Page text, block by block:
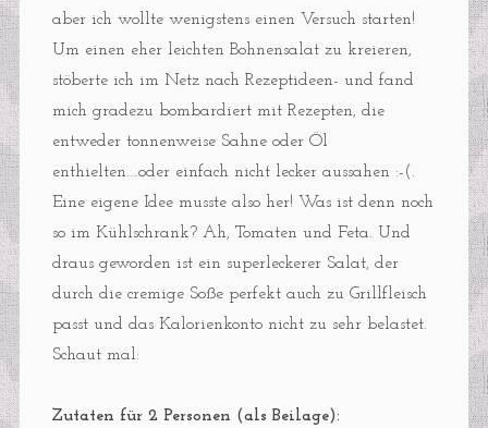
aber ich wollte wenigstens einen Versuch starten!
Um einen eher leichten Bohnensalat zu kreieren,
stöberte ich im Netz nach Rezeptideen- und fand
mich gradezu bombardiert mit Rezepten, die
entweder tonnenweise Sahne oder Öl
enthielten….oder einfach nicht lecker aussahen :-(.
Eine eigene Idee musste also her! Was ist denn noch
so im Kühlschrank? Ah, Tomaten und Feta. Und
draus geworden ist ein superleckerer Salat, der
durch die cremige Soße perfekt auch zu Grillfleisch
passt und das Kalorienkonto nicht zu sehr belastet.
Schaut mal:
Zutaten für 2 Personen (als Beilage):